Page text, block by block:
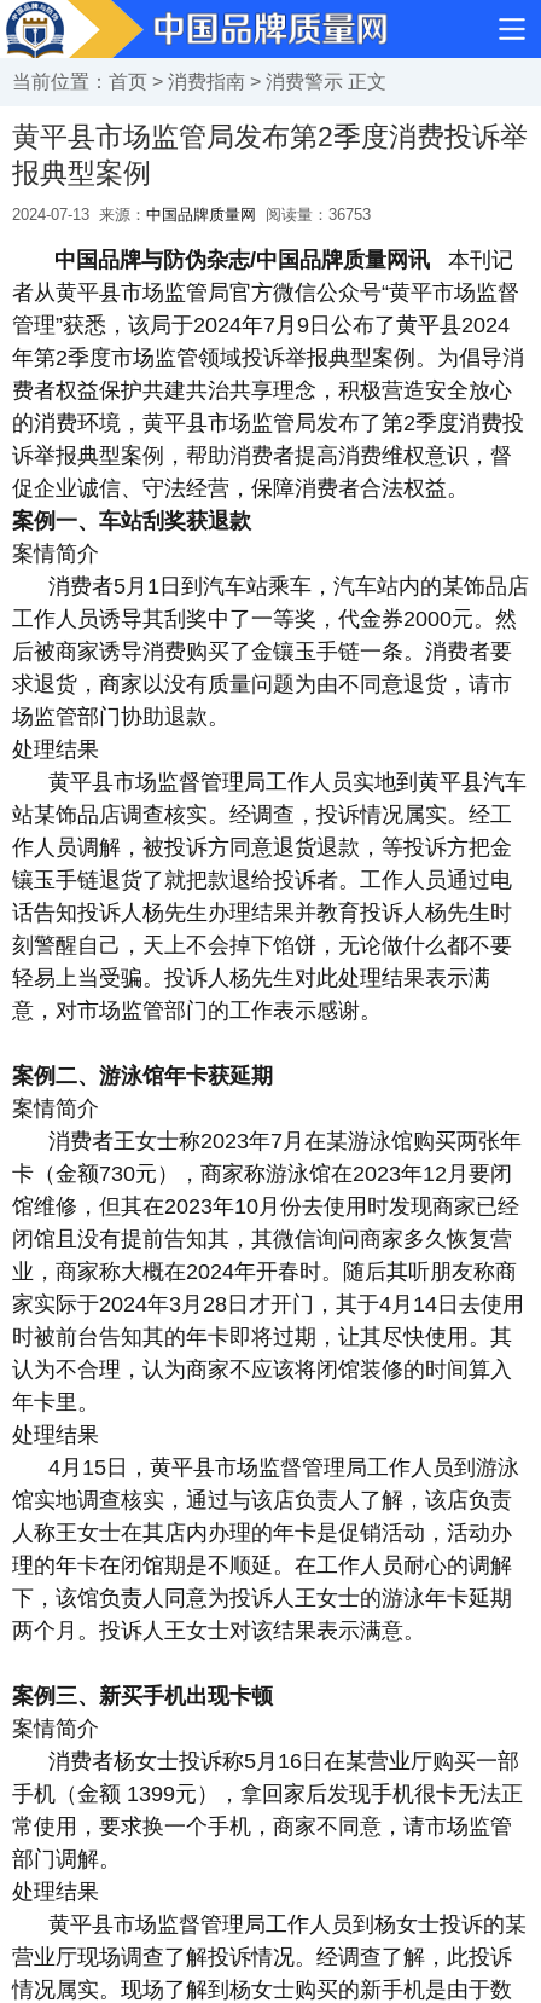
当前位置： 首页 > 消费指南 > 消费警示 正文
黄平县市场监管局发布第2季度消费投诉举
报典型案例
2024-07-13 来源： 中国品牌质量网 阅读量： 36753
中国品牌与防伪杂志/中国品牌质量网讯 本刊记
者从黄平县市场监管局官方微信公众号“黄平市场监督
管理”获悉，该局于2024年7月9日公布了黄平县2024
年第2季度市场监管领域投诉举报典型案例。为倡导消
费者权益保护共建共治共享理念，积极营造安全放心
的消费环境，黄平县市场监管局发布了第2季度消费投
诉举报典型案例，帮助消费者提高消费维权意识，督
促企业诚信、守法经营，保障消费者合法权益。
案例一、车站刮奖获退款
案情简介
消费者5月1日到汽车站乘车，汽车站内的某饰品店
工作人员诱导其刮奖中了一等奖，代金券2000元。然
后被商家诱导消费购买了金镶玉手链一条。消费者要
求退货，商家以没有质量问题为由不同意退货，请市
场监管部门协助退款。
处理结果
黄平县市场监督管理局工作人员实地到黄平县汽车
站某饰品店调查核实。经调查，投诉情况属实。经工
作人员调解，被投诉方同意退货退款，等投诉方把金
镶玉手链退货了就把款退给投诉者。工作人员通过电
话告知投诉人杨先生办理结果并教育投诉人杨先生时
刻警醒自己，天上不会掉下馅饼，无论做什么都不要
轻易上当受骗。投诉人杨先生对此处理结果表示满
意，对市场监管部门的工作表示感谢。
案例二、游泳馆年卡获延期
案情简介
消费者王女士称2023年7月在某游泳馆购买两张年
卡（金额730元），商家称游泳馆在2023年12月要闭
馆维修，但其在2023年10月份去使用时发现商家已经
闭馆且没有提前告知其，其微信询问商家多久恢复营
业，商家称大概在2024年开春时。随后其听朋友称商
家实际于2024年3月28日才开门，其于4月14日去使用
时被前台告知其的年卡即将过期，让其尽快使用。其
认为不合理，认为商家不应该将闭馆装修的时间算入
年卡里。
处理结果
4月15日，黄平县市场监督管理局工作人员到游泳
馆实地调查核实，通过与该店负责人了解，该店负责
人称王女士在其店内办理的年卡是促销活动，活动办
理的年卡在闭馆期是不顺延。在工作人员耐心的调解
下，该馆负责人同意为投诉人王女士的游泳年卡延期
两个月。投诉人王女士对该结果表示满意。
案例三、新买手机出现卡顿
案情简介
消费者杨女士投诉称5月16日在某营业厅购买一部
手机（金额 1399元），拿回家后发现手机很卡无法正
常使用，要求换一个手机，商家不同意，请市场监管
部门调解。
处理结果
黄平县市场监督管理局工作人员到杨女士投诉的某
营业厅现场调查了解投诉情况。经调查了解，此投诉
情况属实。现场了解到杨女士购买的新手机是由于数